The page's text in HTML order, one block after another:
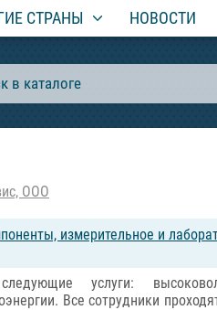
СТРАНЫ НОВОСТИ
ООО
измерительное и
услуги:
Все сотрудники